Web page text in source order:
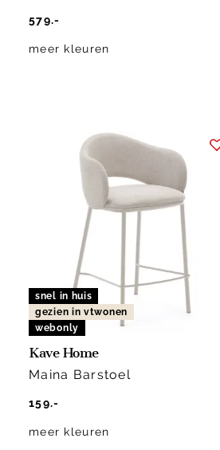
579.-
meer kleuren
snel in huis
gezien in vtwonen
webonly
Kave Home
Maina Barstoel
159.-
meer kleuren